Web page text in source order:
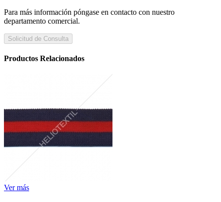
Para más información póngase en contacto con nuestro
departamento comercial.
Solicitud de Consulta
Productos Relacionados
Ver más